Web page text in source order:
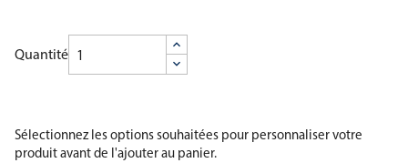
Quantité
Sélectionnez les options souhaitées pour personnaliser votre
produit avant de l'ajouter au panier.